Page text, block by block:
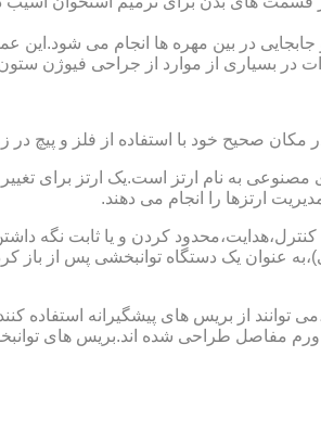
در بین مهره ها انجام می شود.این
بسیاری از موارد از جراحی فیوژن
صحیح خود با استفاده از فلز و پیچ در
به نام ارتز است.یک ارتز برای
ارتزها را انجام می دهند.
کردن و یا ثابت نگه
عنوان یک دستگاه توانبخشی پس از باز
از بریس های پیشگیرانه استفاده
ورم مفاصل طراحی شده اند.بریس های